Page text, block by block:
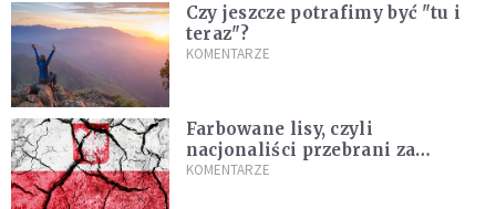
Czy jeszcze potrafimy być "tu i
teraz"?
KOMENTARZE
Farbowane lisy, czyli
nacjonaliści przebrani za
chrześcijan
KOMENTARZE